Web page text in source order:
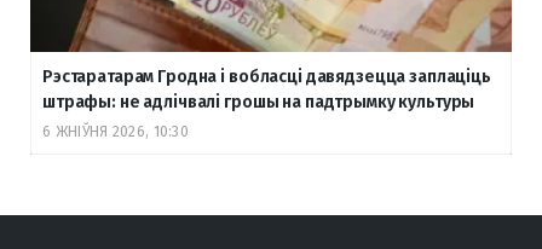
Рэстаратарам Гродна і вобласці давядзецца заплаціць
штрафы: не адлічвалі грошы на падтрымку культуры
6 ЖНІЎНЯ 2026, 10:30